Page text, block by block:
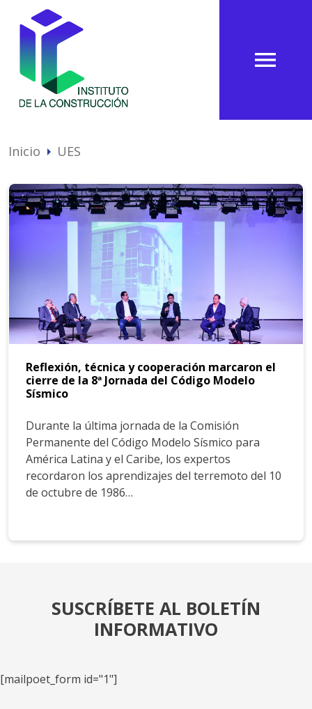
menu
Inicio arrow_right UES
Reflexión, técnica y cooperación marcaron el
cierre de la 8ª Jornada del Código Modelo
Sísmico
Durante la última jornada de la Comisión
Permanente del Código Modelo Sísmico para
América Latina y el Caribe, los expertos
recordaron los aprendizajes del terremoto del 10
de octubre de 1986…
SUSCRÍBETE AL BOLETÍN
INFORMATIVO
[mailpoet_form id="1"]